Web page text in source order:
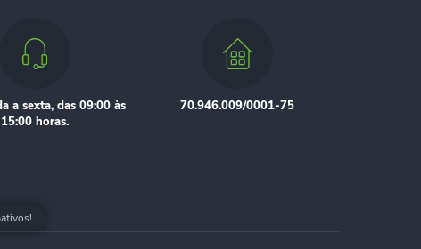
a sexta, das 09:00 às
15:00 horas.
70.946.009/0001-75